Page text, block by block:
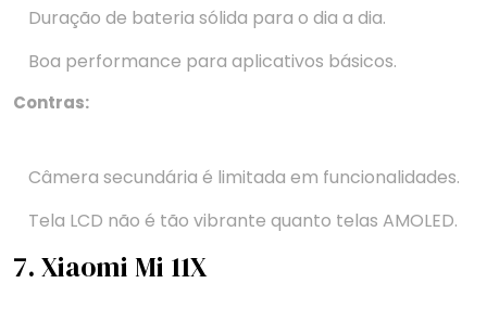
Duração de bateria sólida para o dia a dia.
Boa performance para aplicativos básicos.
Contras:
Câmera secundária é limitada em funcionalidades.
Tela LCD não é tão vibrante quanto telas AMOLED.
7. Xiaomi Mi 11X